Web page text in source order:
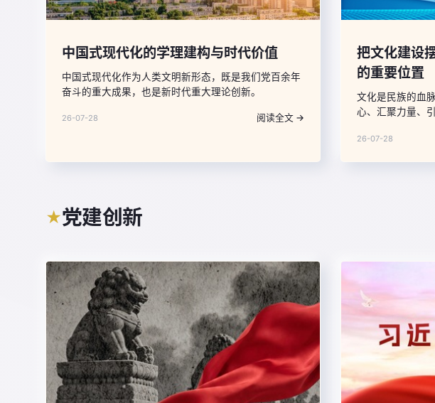
中国式现代化的学理建构与时代价值
中国式现代化作为人类文明新形态，既是我们党百余年
奋斗的重大成果，也是新时代重大理论创新。
26-07-28 阅读全文 →
把文化建设
的重要位置
文化是民族的血
心、汇聚力量、
要位置，以文化
26-07-28
★党建创新